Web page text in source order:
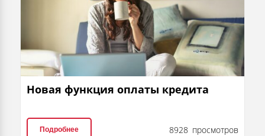
Новая функция оплаты кредита
Подробнее 8928 просмотров